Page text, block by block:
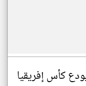
كأس إفريقيا